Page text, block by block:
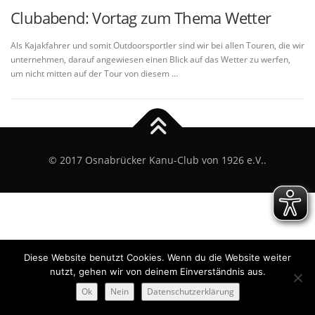
Clubabend: Vortag zum Thema Wetter
Als Kajakfahrer und somit Outdoorsportler sind wir bei allen Touren, die wir
unternehmen, darauf angewiesen einen Blick auf das Wetter zu werfen,
um nicht mitten auf der Tour von diesem …
© 2017 Osnabrücker Kanu-Club von 1926 e.V..
Diese Website benutzt Cookies. Wenn du die Website weiter
nutzt, gehen wir von deinem Einverständnis aus.
Ok Nein Datenschutzerklärung